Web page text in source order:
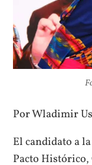
Por Wladimir
El candidato a
Pacto